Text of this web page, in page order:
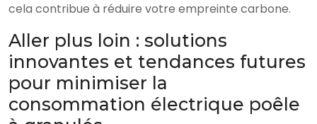
cela contribue à réduire votre empreinte carbone.
Aller plus loin : solutions
innovantes et tendances futures
pour minimiser la
consommation électrique poêle